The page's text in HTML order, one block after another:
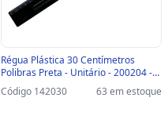
Régua Plástica 30 Centímetros
Polibras Preta - Unitário - 200204 -
200204
Código 142030 63 em estoque